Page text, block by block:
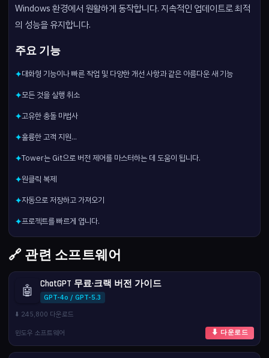
Windows 환경에서 원활하게 동작합니다. 지속적인 업데이트로 최적
의 성능을 유지합니다.
주요 기능
✦대화형 기능이나 빠른 작업 및 다양한 개선 사항과 같은 아름다운 새 기능
✦모든 것을 실행 취소
✦고유한 충돌 마법사
✦훌륭한 고객 지원...
✦Tower는 Git으로 버전 제어를 마스터하는 데 도움이 됩니다.
✦원클릭 복제
✦자동으로 저장하고 가져오기
✦프로젝트를 빠르게 엽니다.
🔗 관련 소프트웨어
🤖 ChatGPT 무료·크랙 버전 가이드
GPT-4o / GPT-5.3
⬇️ 245,800 다운로드
윈도우 소프트웨어
⬇ 다운로드